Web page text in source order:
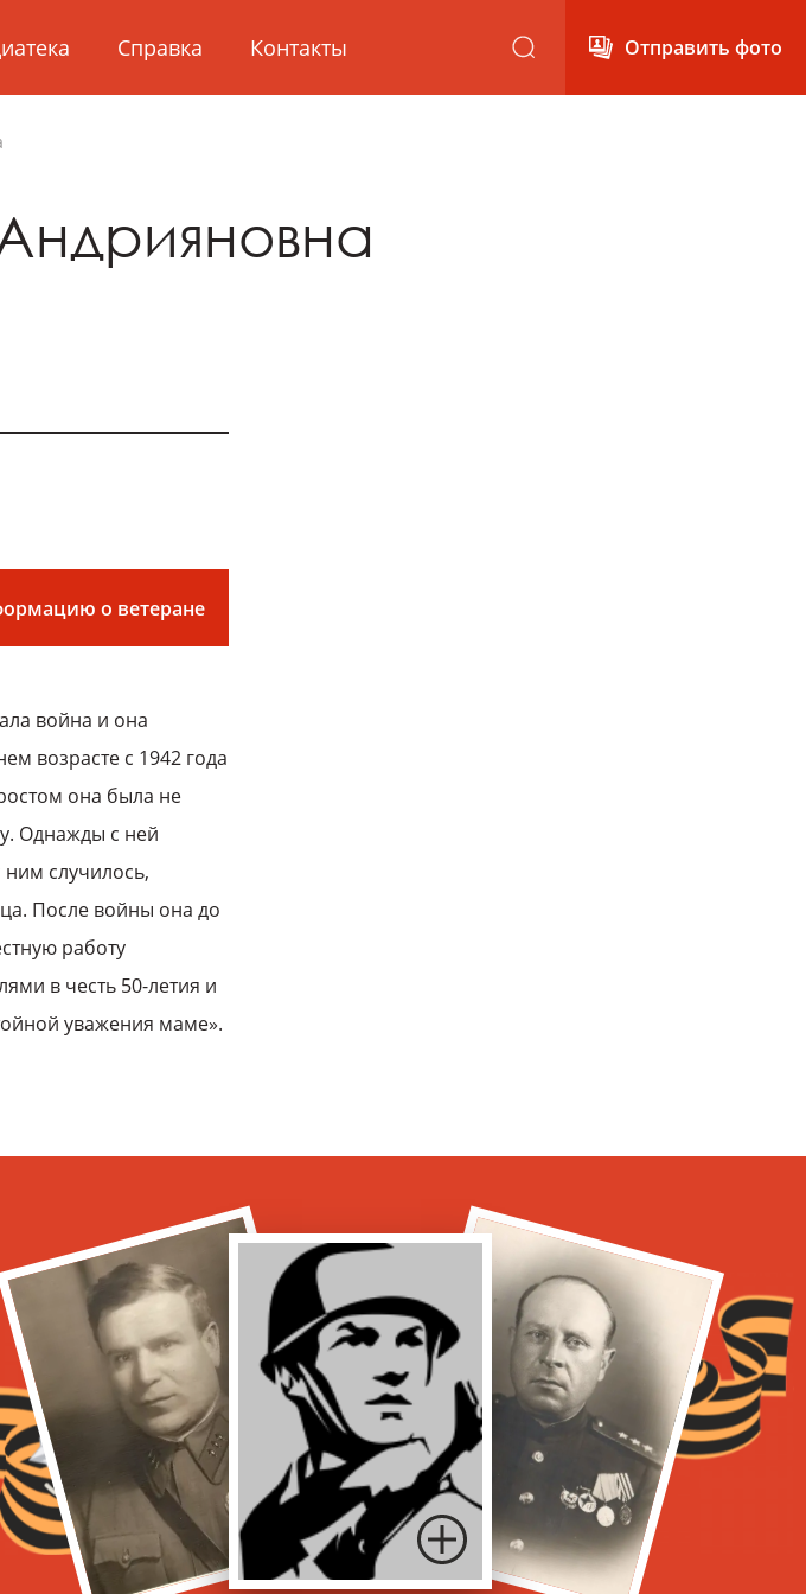
Справка Контакты Отправить фото
о ветеране
война и она
возрасте с 1942 года
она была не
Однажды с ней
случилось,
После войны она до
работу
в честь 50-летия и
уважения маме».